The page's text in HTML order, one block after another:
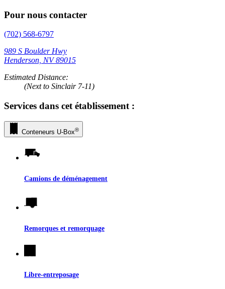
Pour nous contacter
(702) 568-6797
989 S Boulder Hwy
Henderson, NV 89015
Estimated Distance:
(Next to Sinclair 7-11)
Services dans cet établissement :
Conteneurs U-Box®
Camions de déménagement
Remorques et remorquage
Libre-entreposage